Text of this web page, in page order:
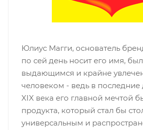
Юлиус Магги, основатель
по сей день носит его имя,
выдающимся и крайне
человеком - ведь в последние
XIX века его главной мечтой
продукта, который стал бы
универсальным и